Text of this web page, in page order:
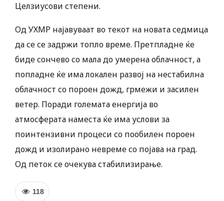
Целзиусови степени.
Од УХМР најавуваат во текот на новата седмица
да се се задржи топло време. Претпладне ќе
биде сончево со мала до умерена облачност, а
попладне ќе има локален развој на нестабилна
облачност со пороен дожд, грмежи и засилен
ветер. Поради големата енергија во
атмосферата наместа ќе има услови за
поинтензивни процеси со пообилен пороен
дожд и изолирано невреме со појава на град.
Од петок се очекува стабилизирање.
118